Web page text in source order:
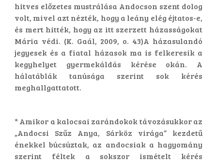
hitves előzetes mustrálása Andocson szent dolog
volt, mivel azt nézték, hogy a leány elég éjtatos-e,
és mert hitték, hogy az itt szerzett házasságokat
Mária védi. (K. Gaál, 2009, o. 43)A házasulandó
jegyesek és a fiatal házasok ma is felkeresik a
kegyhelyet gyermekáldás kérése okán. A
hálatáblák tanúsága szerint sok kérés
meghallgattatott.
* Amikor a kalocsai zarándokok távozásukkor az
„Andocsi Szűz Anya, Sárköz virága” kezdetű
énekkel búcsúztak, az andocsiak a hagyomány
szerint féltek a sokszor ismételt kérés